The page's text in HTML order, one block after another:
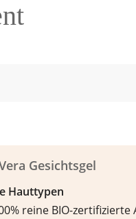
Gesichtsgel
Hauttypen
reine BIO-